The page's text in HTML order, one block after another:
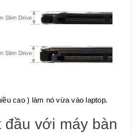
cao ) làm nó vừa vào laptop.
đầu với máy bàn